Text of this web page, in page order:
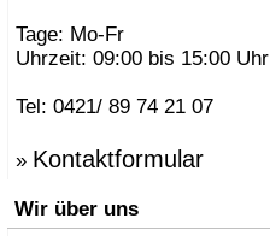
Tage: Mo-Fr
Uhrzeit: 09:00 bis 15:00 Uhr
Tel: 0421/ 89 74 21 07
» Kontaktformular
Wir über uns